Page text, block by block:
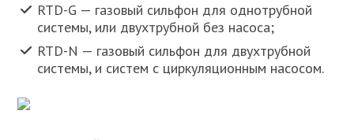
RTD-G — газовый сильфон для однотрубной
системы, или двухтрубной без насоса;
RTD-N — газовый сильфон для двухтрубной
системы, и систем с циркуляционным насосом.